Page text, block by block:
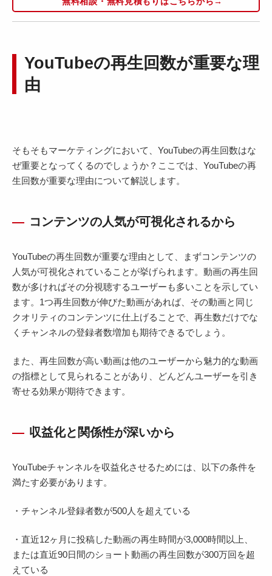
YouTubeの再生回数が重要な理
由
そもそもマーケティングにおいて、YouTubeの再生回数はな
ぜ重要となってくるのでしょうか？ここでは、YouTubeの再
生回数が重要な理由について解説します。
コンテンツの人気が可視化されるから
YouTubeの再生回数が重要な理由として、まずコンテンツの
人気が可視化されていることが挙げられます。動画の再生回
数が多ければその分視聴するユーザーも多いことを示してい
ます。1つ再生回数が伸びた動画があれば、その動画と同じ
クオリティのコンテンツに仕上げることで、再生数だけでな
くチャンネルの登録者数増加も期待できるでしょう。
また、再生回数が高い動画は他のユーザーから魅力的な動画
の指標として見られることがあり、どんどんユーザーを引き
寄せる効果が期待できます。
収益化と関係性が深いから
YouTubeチャンネルを収益化させるためには、以下の条件を
満たす必要があります。
・チャンネル登録者数が500人を超えている
・直近12ヶ月に投稿した動画の再生時間が3,000時間以上、
または直近90日間のショート動画の再生回数が300万回を超
えている